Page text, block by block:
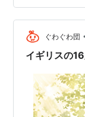
やってしまう
人の規模感 「
ム投稿が消え
と思ったらす
ぐわぐわ団
イギリスの